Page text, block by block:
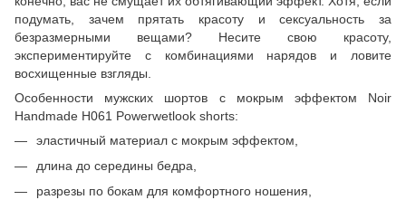
подумать, зачем прятать красоту и сексуальность за
безразмерными вещами? Несите свою красоту,
экспериментируйте с комбинациями нарядов и ловите
восхищенные взгляды.
Особенности мужских шортов с мокрым эффектом Noir
Handmade H061 Powerwetlook shorts:
эластичный материал с мокрым эффектом,
длина до середины бедра,
разрезы по бокам для комфортного ношения,